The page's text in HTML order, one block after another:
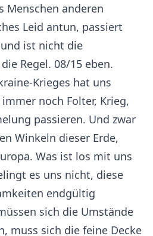
Menschen anderen
Leid antun, passiert
ist nicht die
Regel. 08/15 eben.
Krieges hat uns
noch Folter, Krieg,
passieren. Und zwar
Winkeln dieser Erde,
Was ist los mit uns
es uns nicht, diese
endgültig
sich die Umstände
muss sich die feine Decke